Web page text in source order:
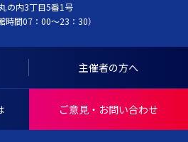
プ
戻
る
の内3丁目5番1号
時間07：00～23：30）
主催者の方へ
ご意見・お問い合わせ